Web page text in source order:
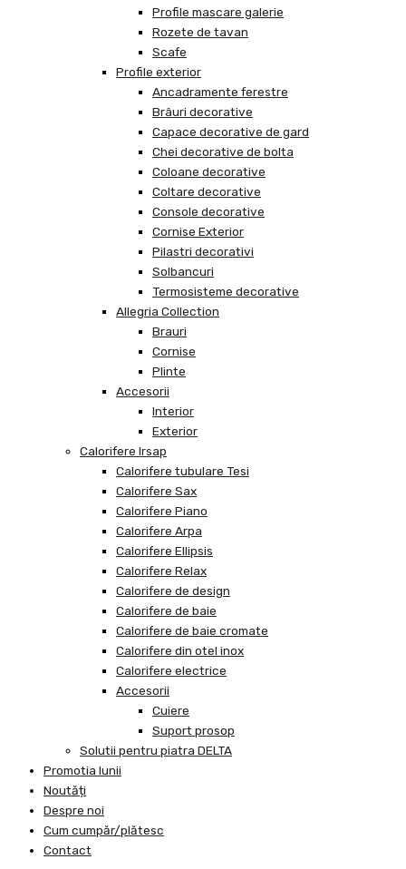
Profile mascare galerie
Rozete de tavan
Scafe
Profile exterior
Ancadramente ferestre
Brâuri decorative
Capace decorative de gard
Chei decorative de bolta
Coloane decorative
Coltare decorative
Console decorative
Cornise Exterior
Pilastri decorativi
Solbancuri
Termosisteme decorative
Allegria Collection
Brauri
Cornise
Plinte
Accesorii
Interior
Exterior
Calorifere Irsap
Calorifere tubulare Tesi
Calorifere Sax
Calorifere Piano
Calorifere Arpa
Calorifere Ellipsis
Calorifere Relax
Calorifere de design
Calorifere de baie
Calorifere de baie cromate
Calorifere din otel inox
Calorifere electrice
Accesorii
Cuiere
Suport prosop
Solutii pentru piatra DELTA
Promotia lunii
Noutăți
Despre noi
Cum cumpăr/plătesc
Contact